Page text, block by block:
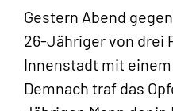
Gestern Abend
26-Jähriger von drei
Innenstadt mit
Demnach traf das